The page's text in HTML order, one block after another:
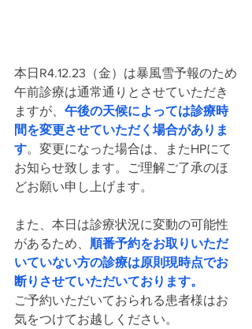
本日R4.12.23（金）は暴風雪予報のため
午前診療は通常通りとさせていただき
ますが、 午後の天候によっては診療時
間を変更させていただく場合がありま
す。変更になった場合は、またHPにて
お知らせ致します。ご理解ご了承のほ
どお願い申し上げます。
また、本日は診療状況に変動の可能性
があるため、 順番予約をお取りいただ
いていない方の診療は原則現時点でお
断りさせていただいております。
ご予約いただいておられる患者様はお
気をつけてお越しください。